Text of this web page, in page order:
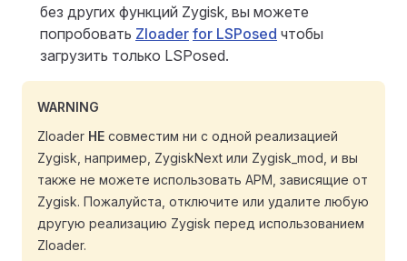
без других функций Zygisk, вы можете
попробовать Zloader for LSPosed чтобы
загрузить только LSPosed.
WARNING
Zloader НЕ совместим ни с одной реализацией
Zygisk, например, ZygiskNext или Zygisk_mod, и вы
также не можете использовать APM, зависящие от
Zygisk. Пожалуйста, отключите или удалите любую
другую реализацию Zygisk перед использованием
Zloader.